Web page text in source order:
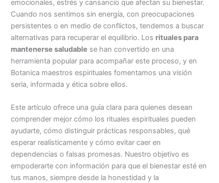
emocionales, estrés y cansancio que afectan su bienestar.
Cuando nos sentimos sin energía, con preocupaciones
persistentes o en medio de conflictos, tendemos a buscar
alternativas para recuperar el equilibrio. Los rituales para
mantenerse saludable se han convertido en una
herramienta popular para acompañar este proceso, y en
Botanica maestros espirituales fomentamos una visión
seria, informada y ética sobre ellos.
Este artículo ofrece una guía clara para quienes desean
comprender mejor cómo los rituales espirituales pueden
ayudarte, cómo distinguir prácticas responsables, qué
esperar realísticamente y cómo evitar caer en
dependencias o falsas promesas. Nuestro objetivo es
empoderarte con información para que el bienestar esté en
tus manos, siempre desde la honestidad y la